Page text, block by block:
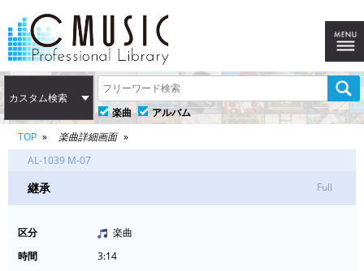
カスタム検索
楽曲
アルバム
TOP
楽曲詳細画面
AL-1039 M-07
継承 Full
区分
楽曲
時間
3:14